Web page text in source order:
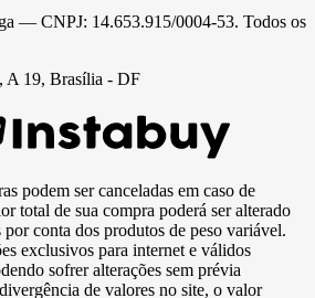
— CNPJ: 14.653.915/0004-53. Todos os
A 19, Brasília - DF
podem ser canceladas em caso de
total de sua compra poderá ser alterado
por conta dos produtos de peso variável.
exclusivos para internet e válidos
sofrer alterações sem prévia
de valores no site, o valor